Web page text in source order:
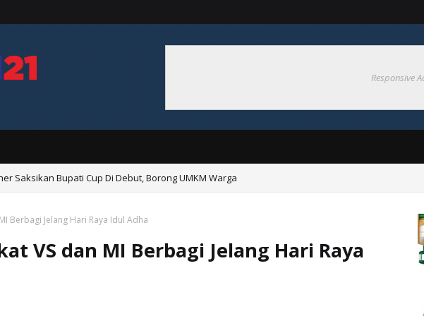
Responsive
Saksikan Bupati Cup Di Debut, Borong UMKM Warga
Berbagi Jelang Hari Raya Idul Adha
VS dan MI Berbagi Jelang Hari Raya